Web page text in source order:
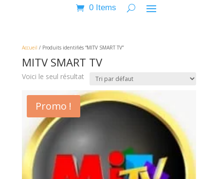
0 Items
Accueil / Produits identifiés “MITV SMART TV”
MITV SMART TV
Voici le seul résultat
Promo !